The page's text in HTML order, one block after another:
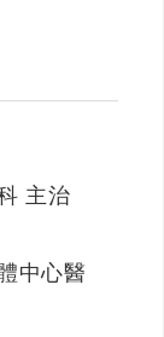
主治
中心醫